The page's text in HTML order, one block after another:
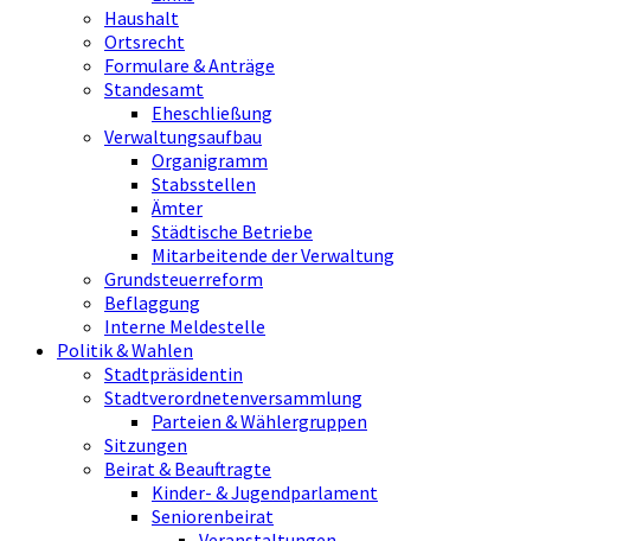
Haushalt
Ortsrecht
Formulare & Anträge
Standesamt
Eheschließung
Verwaltungsaufbau
Organigramm
Stabsstellen
Ämter
Städtische Betriebe
Mitarbeitende der Verwaltung
Grundsteuerreform
Beflaggung
Interne Meldestelle
Politik & Wahlen
Stadtpräsidentin
Stadtverordnetenversammlung
Parteien & Wählergruppen
Sitzungen
Beirat & Beauftragte
Kinder- & Jugendparlament
Seniorenbeirat